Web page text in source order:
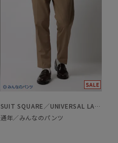
SUIT SQUARE／UNIVERSAL LANGUAGE
通年／みんなのパンツ